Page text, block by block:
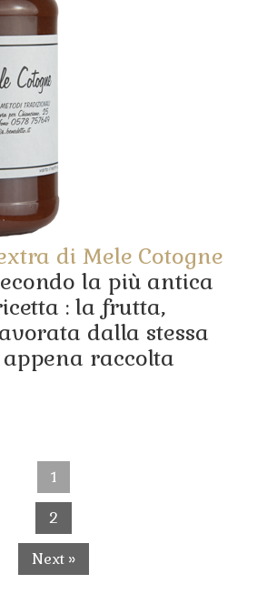
di Mele Cotogne
la più antica
: la frutta,
dalla stessa
appena raccolta
1
2
Next »